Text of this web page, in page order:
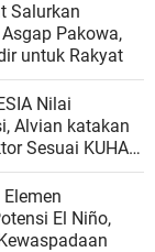
Salurkan
Pakowa,
untuk Rakyat
Nilai
Alvian katakan
Sesuai KUHAP
El Niño,